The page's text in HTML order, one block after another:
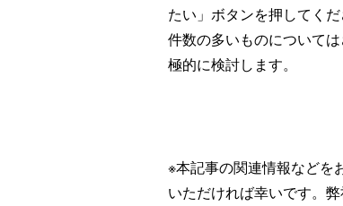
たい」ボタンを押してく
件数の多いものについて
極的に検討します。
※本記事の関連情報などを
いただければ幸いです。